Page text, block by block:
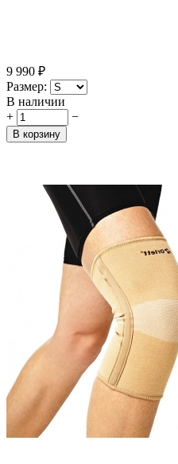
9 990 ₽
Размер:
В наличии
+
−
В корзину